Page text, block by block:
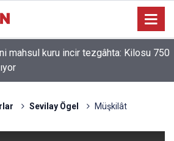
mahsul kuru incir tezgâhta: Kilosu 750
Sevilay Ögel Müşkilât